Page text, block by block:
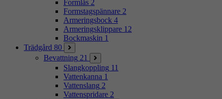
Formlås 2
Formstagspännare 2
Armeringsbock 4
Armeringsklippare 12
Bockmaskin 1
Trädgård 80
Bevattning 21
Slangkoppling 11
Vattenkanna 1
Vattenslang 2
Vattenspridare 2